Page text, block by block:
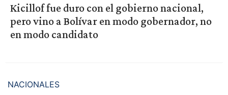
Kicillof fue duro con el gobierno nacional,
pero vino a Bolívar en modo gobernador, no
en modo candidato
NACIONALES